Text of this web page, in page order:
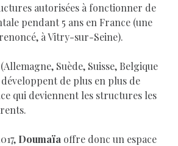
autorisées à fonctionner de
pendant 5 ans en France (une
à Vitry-sur-Seine).
Suède, Suisse, Belgique
de plus en plus de
qui deviennent les structures les
Doumaïa offre donc un espace